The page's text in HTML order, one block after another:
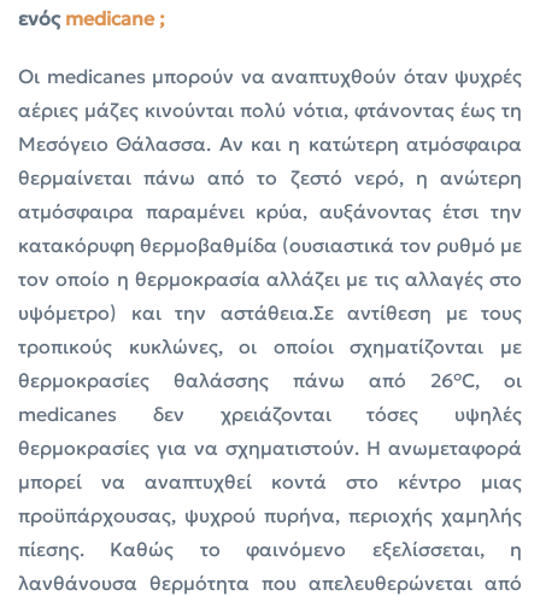
ενός medicane ;
Οι medicanes μπορούν να αναπτυχθούν όταν ψυχρές
αέριες μάζες κινούνται πολύ νότια, φτάνοντας έως τη
Μεσόγειο Θάλασσα. Αν και η κατώτερη ατμόσφαιρα
θερμαίνεται πάνω από το ζεστό νερό, η ανώτερη
ατμόσφαιρα παραμένει κρύα, αυξάνοντας έτσι την
κατακόρυφη θερμοβαθμίδα (ουσιαστικά τον ρυθμό με
τον οποίο η θερμοκρασία αλλάζει με τις αλλαγές στο
υψόμετρο) και την αστάθεια.Σε αντίθεση με τους
τροπικούς κυκλώνες, οι οποίοι σχηματίζονται με
θερμοκρασίες θαλάσσης πάνω από 26°C, οι
medicanes δεν χρειάζονται τόσες υψηλές
θερμοκρασίες για να σχηματιστούν. Η ανωμεταφορά
μπορεί να αναπτυχθεί κοντά στο κέντρο μιας
προϋπάρχουσας, ψυχρού πυρήνα, περιοχής χαμηλής
πίεσης. Καθώς το φαινόμενο εξελίσσεται, η
λανθάνουσα θερμότητα που απελευθερώνεται από